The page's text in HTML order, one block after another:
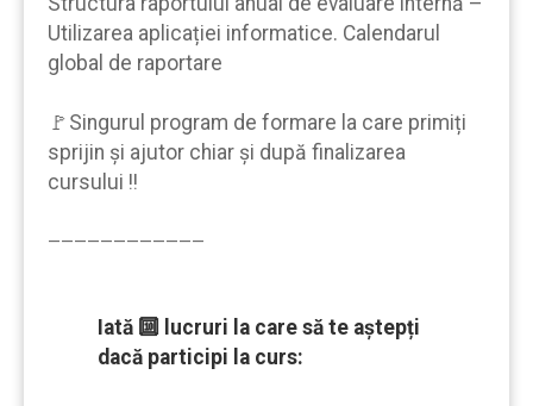
Utilizarea aplicației informatice. Calendarul
global de raportare
🚩Singurul program de formare la care primiți
sprijin şi ajutor chiar şi după finalizarea
cursului !!
————————————
Iată 🔟 lucruri la care să te aştepți
dacă participi la curs: